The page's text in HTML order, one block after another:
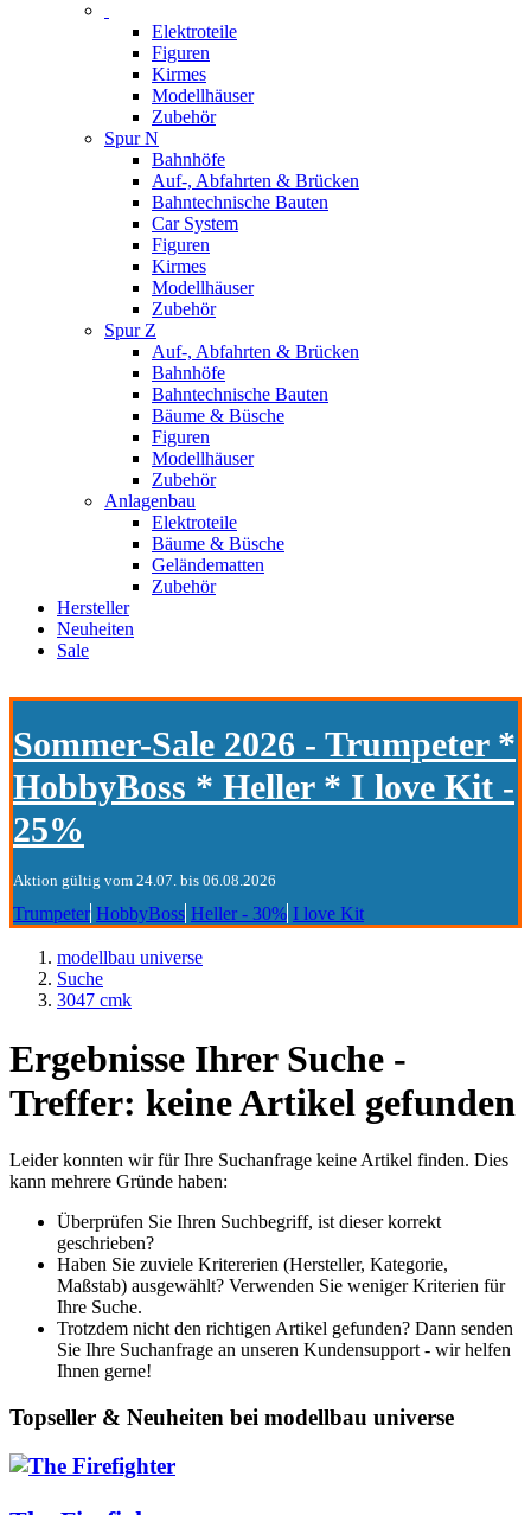
Elektroteile
Figuren
Kirmes
Modellhäuser
Zubehör
Spur N
Bahnhöfe
Auf-, Abfahrten & Brücken
Bahntechnische Bauten
Car System
Figuren
Kirmes
Modellhäuser
Zubehör
Spur Z
Auf-, Abfahrten & Brücken
Bahnhöfe
Bahntechnische Bauten
Bäume & Büsche
Figuren
Modellhäuser
Zubehör
Anlagenbau
Elektroteile
Bäume & Büsche
Geländematten
Zubehör
Hersteller
Neuheiten
Sale
Sommer-Sale 2026 - Trumpeter *
HobbyBoss * Heller * I love Kit -
25%
Aktion gültig vom 24.07. bis 06.08.2026
Trumpeter HobbyBoss Heller - 30% I love Kit
modellbau universe
Suche
3047 cmk
Ergebnisse Ihrer Suche -
Treffer: keine Artikel gefunden
Leider konnten wir für Ihre Suchanfrage keine Artikel finden. Dies
kann mehrere Gründe haben:
Überprüfen Sie Ihren Suchbegriff, ist dieser korrekt
geschrieben?
Haben Sie zuviele Kritererien (Hersteller, Kategorie,
Maßstab) ausgewählt? Verwenden Sie weniger Kriterien für
Ihre Suche.
Trotzdem nicht den richtigen Artikel gefunden? Dann senden
Sie Ihre Suchanfrage an unseren Kundensupport - wir helfen
Ihnen gerne!
Topseller & Neuheiten bei modellbau universe